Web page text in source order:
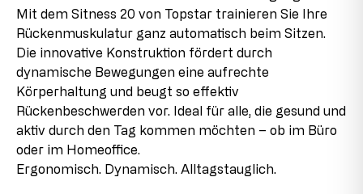
max. Nutzungsdauer 4 h
Reifendurchmesser
Sitzdurchmesser
Sitzhöhe 44-54 cm
86863 Langenneufnach
E-Mail: info@topstar.de
Telefon: 08239/789-0
Dieses Modell trägt das GS-Zeichen der Intertek in
Fürth und erfüllt in diesem Zusammenhang sämtliche
sicherheitsrelevanten Voraussetzungen.
Neuware mit Auslaufteilen
Dieses Produkt ist neu, enthält jedoch Teile, die aus
Restbeständen stammen, die aufgrund von
Sortimentänderungen oder Lieferantenwechseln nicht
mehr nachproduziert werden. Diese Auslaufteile
werden in den Produkten verbaut, was uns ermöglicht,
das Produkt zu günstigen Konditionen anzubieten.
2. Wahl
Dieser Artikel wurde bereits als Ausstellungsstück
Mit dem Sitness 20 von Topstar trainieren Sie Ihre
Rückenmuskulatur ganz automatisch beim Sitzen.
Die innovative Konstruktion fördert durch
dynamische Bewegungen eine aufrechte
Körperhaltung und beugt so effektiv
Rückenbeschwerden vor. Ideal für alle, die gesund und
aktiv durch den Tag kommen möchten – ob im Büro
oder im Homeoffice.
Ergonomisch. Dynamisch. Alltagstauglich.